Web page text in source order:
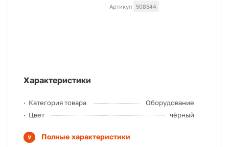
Артикул 508544
Характеристики
Категория товара
Оборудование
Цвет
чёрный
Полные характеристики